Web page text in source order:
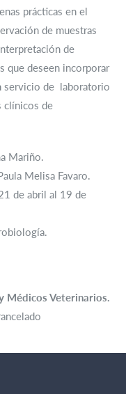
prácticas en el
de muestras
de
que deseen incorporar
servicio de laboratorio
clínicos de
Mariño.
Melisa Favaro.
de abril al 19 de
Médicos Veterinarios.